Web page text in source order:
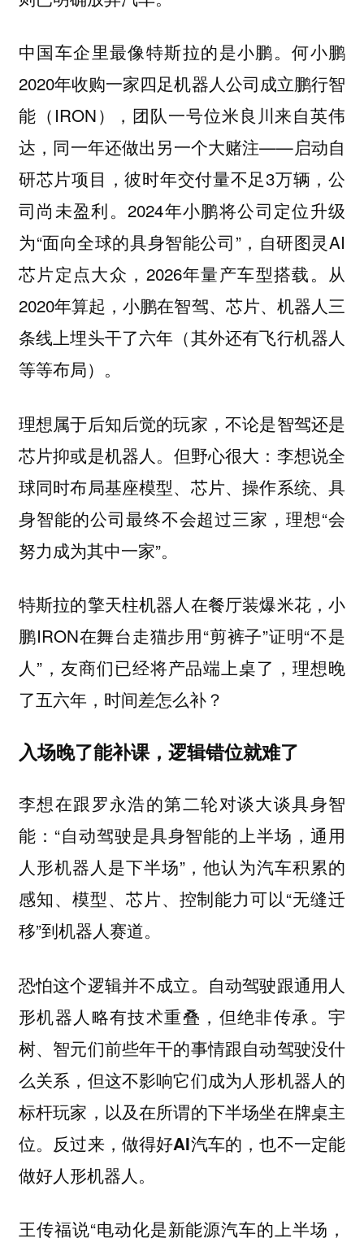
中国车企里最像特斯拉的是小鹏。何小鹏
2020年收购一家四足机器人公司成立鹏行智
能（IRON），团队一号位米良川来自英伟
达，同一年还做出另一个大赌注——启动自
研芯片项目，彼时年交付量不足3万辆，公
司尚未盈利。2024年小鹏将公司定位升级
为“面向全球的具身智能公司”，自研图灵AI
芯片定点大众，2026年量产车型搭载。从
2020年算起，小鹏在智驾、芯片、机器人三
条线上埋头干了六年（其外还有飞行机器人
等等布局）。
理想属于后知后觉的玩家，不论是智驾还是
芯片抑或是机器人。 但野心很大：李想说全
球同时布局基座模型、芯片、操作系统、具
身智能的公司最终不会超过三家，理想“会
努力成为其中一家”。
特斯拉的擎天柱机器人在餐厅装爆米花，小
鹏IRON在舞台走猫步用“剪裤子”证明“不是
人”，友商们已经将产品端上桌了，理想晚
了五六年，时间差怎么补？
入场晚了能补课，逻辑错位就难了
李想在跟罗永浩的第二轮对谈大谈具身智
能：“自动驾驶是具身智能的上半场，通用
人形机器人是下半场”，他认为汽车积累的
感知、模型、芯片、控制能力可以“无缝迁
移”到机器人赛道。
恐怕这个逻辑并不成立。自动驾驶跟通用人
形机器人略有技术重叠，但绝非传承。宇
树、智元们前些年干的事情跟自动驾驶没什
么关系，但这不影响它们成为人形机器人的
标杆玩家，以及在所谓的下半场坐在牌桌主
位。反过来，做得好AI汽车的，也不一定能
做好人形机器人。
王传福说“电动化是新能源汽车的上半场，